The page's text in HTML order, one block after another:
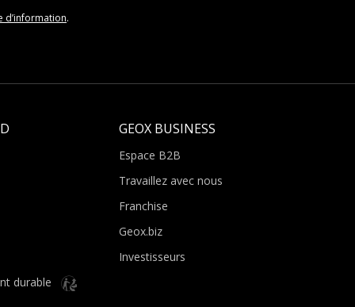
d’information.
durable
GEOX BUSINESS
Espace B2B
Travaillez avec nous
Franchise
Geox.biz
Investisseurs